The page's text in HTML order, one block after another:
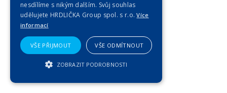
nesdílíme s nikým dalším. Svůj souhlas
udělujete HRDLIČKA Group spol. s r.o.Více
informací
VŠE PŘIJMOUT VŠE ODMÍTNOUT
ZOBRAZIT PODROBNOSTI
NEZBYTNĚ NUTNÉ SOUBORY